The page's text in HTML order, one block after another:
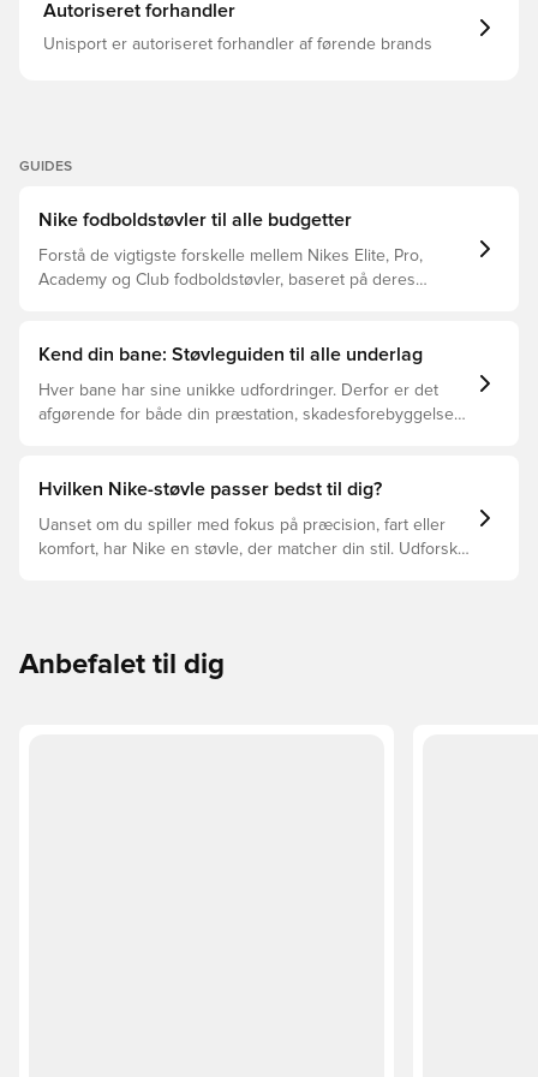
knopper multidirektionelt greb til skarpe retningsskift,
hurtige vendinger og selvsikker acceleration Et internt
Autoriseret forhandler
Unisport er autoriseret forhandler af førende brands
GUIDES
Nike fodboldstøvler til alle budgetter
Forstå de vigtigste forskelle mellem Nikes Elite, Pro,
Academy og Club fodboldstøvler, baseret på deres
Kend din bane: Støvleguiden til alle underlag
Hver bane har sine unikke udfordringer. Derfor er det
afgørende for både din præstation, skadesforebyggelse
støvler der er det bedste valg til de forskellige typer
Hvilken Nike-støvle passer bedst til dig?
Uanset om du spiller med fokus på præcision, fart eller
komfort, har Nike en støvle, der matcher din stil. Udforsk
Anbefalet til dig